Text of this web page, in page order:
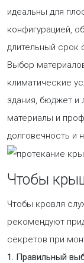
идеальны для
конфигурацией,
длительный срок
Выбор
климатические
здания, бюджет и
материалы и
долговечность и
Чтобы
Чтобы кровля
рекомендуют
секретов при
1. Правильный